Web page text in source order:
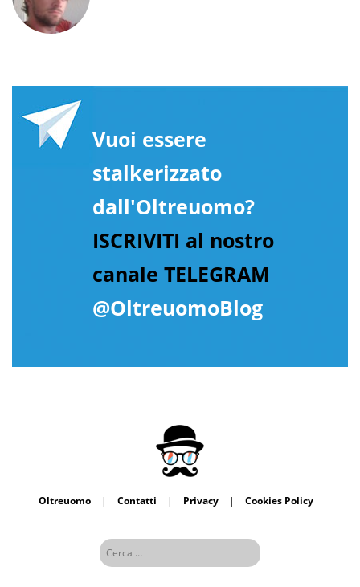
Vuoi essere
stalkerizzato
dall'Oltreuomo?
ISCRIVITI al nostro
canale TELEGRAM
@OltreuomoBlog
Oltreuomo | Contatti | Privacy | Cookies Policy